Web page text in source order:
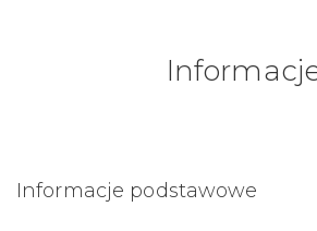
Informacje podstawowe